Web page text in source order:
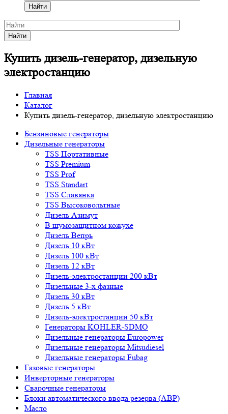
Найти
Найти
Купить дизель-генератор, дизельную
электростанцию
Главная
Каталог
Купить дизель-генератор, дизельную электростанцию
Бензиновые генераторы
Дизельные генераторы
TSS Портативные
TSS Premium
TSS Prof
TSS Standart
TSS Славянка
TSS Высоковольтные
Дизель Азимут
В шумозащитном кожухе
Дизель Вепрь
Дизель 10 кВт
Дизель 100 кВт
Дизель 12 кВт
Дизель-электростанции 200 кВт
Дизельные 3-х фазные
Дизель 30 кВт
Дизель 5 кВт
Дизель-электростанции 50 кВт
Генераторы KOHLER-SDMO
Дизельные генераторы Europower
Дизельные генераторы Mitsudiesel
Дизельные генераторы Fubag
Газовые генераторы
Инверторные генераторы
Сварочные генераторы
Блоки автоматического ввода резерва (АВР)
Масло